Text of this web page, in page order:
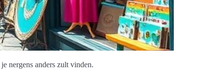
nergens anders zult vinden.